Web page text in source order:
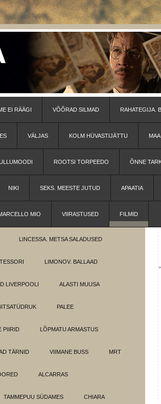
EI RÄÄGI VÕÕRAD SILMAD RAHATEGIJA.
VÄLJAS KOLM HÜVASTIJÄTTU
ROOTSI TORPEEDO ÕNNE
NIKI SEKS. MEESTE JUTUD APAATIA
MIO VIIRASTUSED FILMID
LINCESSA. METSA SALADUSED
LIMONOV. BALLAAD
LIVERPOOLI ALASTI MUUSA
PALEE
PIIRID LÕPMATU ARMASTUS
TÄRNID VIIMANE BUSS MRT
ALCARRAS
TAMMEPUU SÜDAMES CHIARA